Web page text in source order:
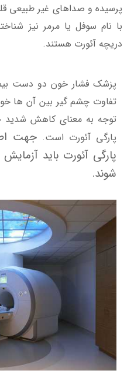
پرسیده و صداهای غیر طبیعی
با نام سوفل یا مرمر نیز
دریچه آئورت هستند.
پزشک فشار خون دو دست
تفاوت چشم گیر بین آن ها
توجه به معنای کاهش
پارگی آئورت است. جهت
پارگی آئورت باید
شوند.